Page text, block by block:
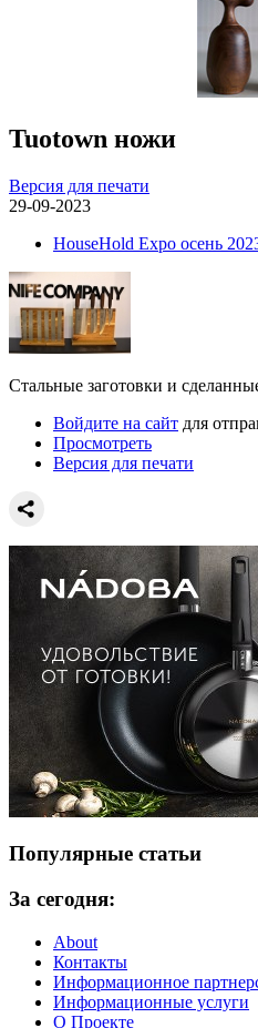
Tuotown ножи
Версия для печати
29-09-2023
HouseHold Expo осень
Стальные заготовки и
Войдите на сайт для
Просмотреть
Версия для печати
Популярные статьи
За сегодня:
About
Контакты
Информационное
Информационные услуги
О Проекте